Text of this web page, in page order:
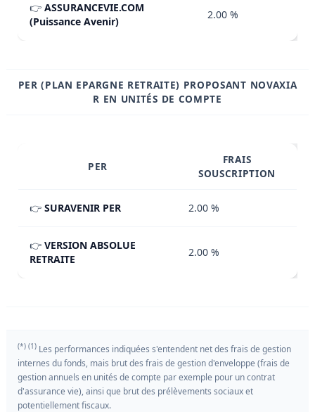
👉 ASSURANCEVIE.COM
(Puissance Avenir)
2.00 %
PER (PLAN EPARGNE RETRAITE) PROPOSANT NOVAXIA
R EN UNITÉS DE COMPTE
PER
FRAIS
SOUSCRIPTION
👉 SURAVENIR PER 2.00 %
👉 VERSION ABSOLUE
RETRAITE
2.00 %
(*) (1) Les performances indiquées s'entendent net des frais de gestion
internes du fonds, mais brut des frais de gestion d'enveloppe (frais de
gestion annuels en unités de compte par exemple pour un contrat
d'assurance vie), ainsi que brut des prélèvements sociaux et
potentiellement fiscaux.